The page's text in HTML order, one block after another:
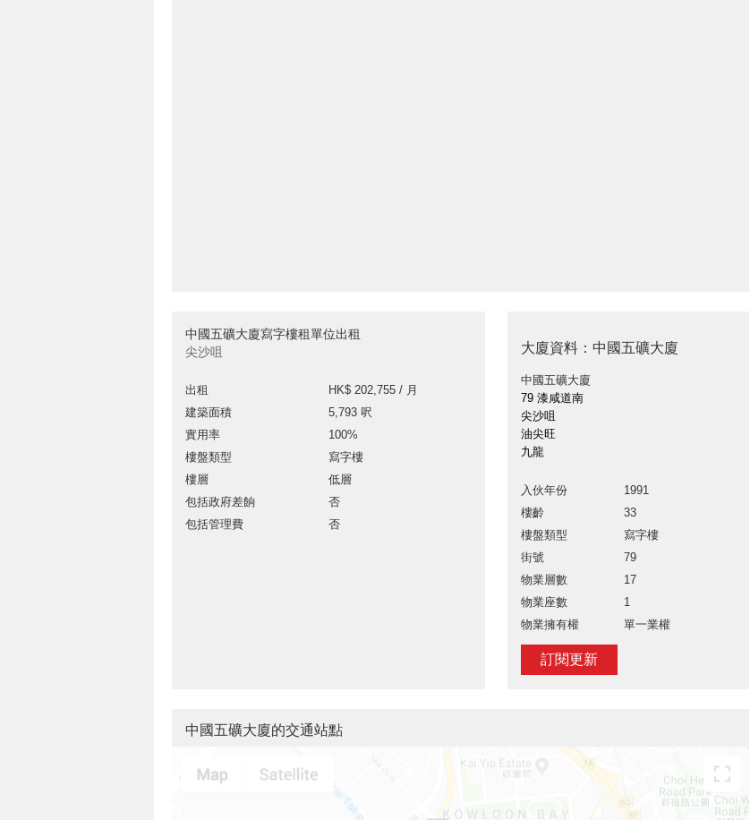
中國五礦大廈寫字樓租單位出租
尖沙咀
出租
HK$ 202,755 / 月
建築面積
5,793 呎
實用率
100%
樓盤類型
寫字樓
樓層
低層
包括政府差餉
否
包括管理費
否
大廈資料：中國五礦大廈
中國五礦大廈
79 漆咸道南
尖沙咀
油尖旺
九龍
入伙年份
1991
樓齡
33
樓盤類型
寫字樓
街號
79
物業層數
17
物業座數
1
物業擁有權
單一業權
訂閱更新
中國五礦大廈的交通站點